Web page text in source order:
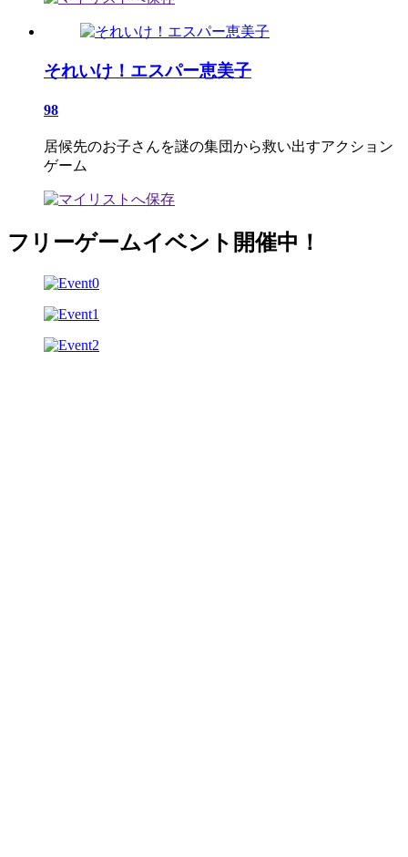
それいけ！エスパー恵美子
98
居候先のお子さんを謎の集団から救い出すアクション
ゲーム
フリーゲームイベント開催中！